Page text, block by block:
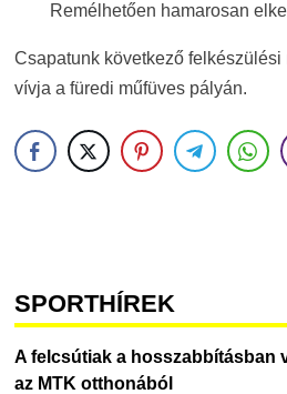
Remélhetően hamarosan
Csapatunk következő
vívja a füredi műfüves pályán.
SPORTHÍREK
A felcsútiak a hosszabbításban
az MTK otthonából